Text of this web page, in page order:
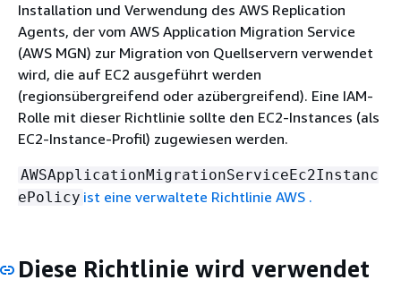
Installation und Verwendung des AWS Replication
Agents, der vom AWS Application Migration Service
(AWS MGN) zur Migration von Quellservern verwendet
wird, die auf EC2 ausgeführt werden
(regionsübergreifend oder azübergreifend). Eine IAM-
Rolle mit dieser Richtlinie sollte den EC2-Instances (als
EC2-Instance-Profil) zugewiesen werden.
AWSApplicationMigrationServiceEc2Instanc
ePolicy ist eine verwaltete Richtlinie AWS .
Diese Richtlinie wird verwendet